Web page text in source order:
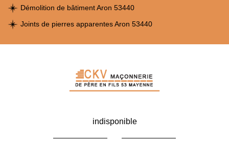
Démolition de bâtiment Aron 53440
Joints de pierres apparentes Aron 53440
indisponible